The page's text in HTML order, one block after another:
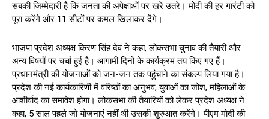
सबकी जिम्मेदारी है कि जनता की अपेक्षाओं पर खरे उतरे। मोदी की हर गारंटी को
पूरा करेंगे और 11 सीटों पर कमल खिलाकर देंगे।
भाजपा प्रदेश अध्यक्ष किरण सिंह देव ने कहा, लोकसभा चुनाव की तैयारी और
अन्य विषयों पर चर्चा हुई है। आगामी दिनों के कार्यक्रम तय किए गए हैं।
प्रधानमंत्री की योजनाओं को जन-जन तक पहुंचाने का संकल्प लिया गया है।
प्रदेश की नई कार्यकारिणी में वरिष्ठों का अनुभव, युवाओं का जोश, महिलाओं के
आशीर्वाद का समावेश होगा। लोकसभा की तैयारियों को लेकर प्रदेश अध्यक्ष ने
कहा, 5 साल पहले जो योजनाएं नहीं थी उसकी शुरुआत करेंगे। पीएम मोदी की